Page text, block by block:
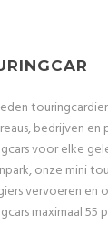
bedrijven
voor elke
onze mini
vervoeren en
maximaal 55